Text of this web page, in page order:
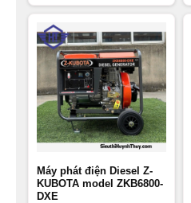
Máy phát điện Diesel Z-
KUBOTA model ZKB6800-
DXE